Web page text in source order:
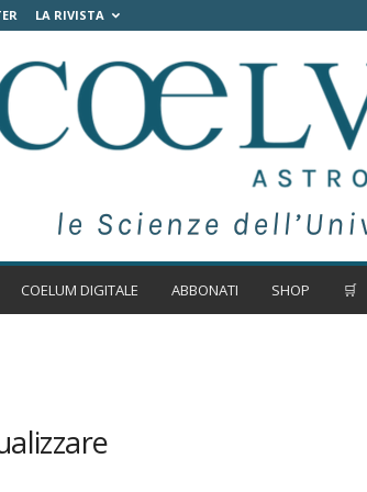
LA RIVISTA
COELUM DIGITALE ABBONATI SHOP 🛒